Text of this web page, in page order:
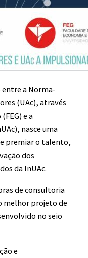
a Norma-
(UAc), através
e a
nasce uma
premiar o talento,
dos
da InUAc.
de consultoria
melhor projeto de
no seio
e